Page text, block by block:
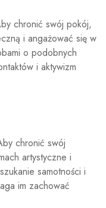
chronić swój pokój,
i angażować się w
o podobnych
i aktywizm
chronić swój
artystyczne i
samotności i
im zachować